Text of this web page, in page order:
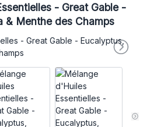
- Great Gable -
& Menthe des Champs